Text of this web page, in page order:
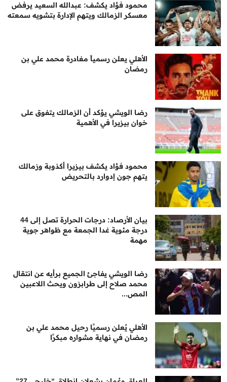
محمود فؤاد يكشف: عبدالله السعيد يرفض
معسكر الزمالك ويتهم الإدارة بتشويه سمعته
الأهلي يعلن رسمياً مغادرة محمد علي بن
رمضان
رضا الويشي يؤكد أن الزمالك يتفوق على
خوان بيزيرا في الأهمية
محمود فؤاد يكشف بيزيرا أكذوبة وزمالك
يتهم جون إدوارد بالتحريض
بيان الأرصاد: درجات الحرارة تصل إلى 44
درجة مئوية غدا الجمعة مع ظواهر جوية
مهمة
رضا الويشي يفاجئ الجميع برأيه عن انتقال
محمد صلاح إلى طرابزون ويحث اللاعبين
المص...
الأهلي يُعلن رسميًا رحيل محمد علي بن
رمضان في نهاية مشواره مبكرًا